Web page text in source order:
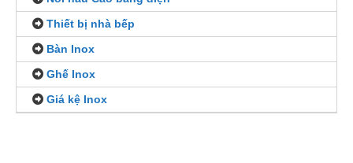
Thiết bị nhà bếp
Bàn Inox
Ghế Inox
Giá kệ Inox